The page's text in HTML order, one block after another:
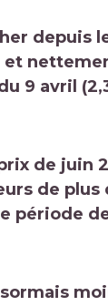
depuis
et
9 avril
de juin
de plus
période